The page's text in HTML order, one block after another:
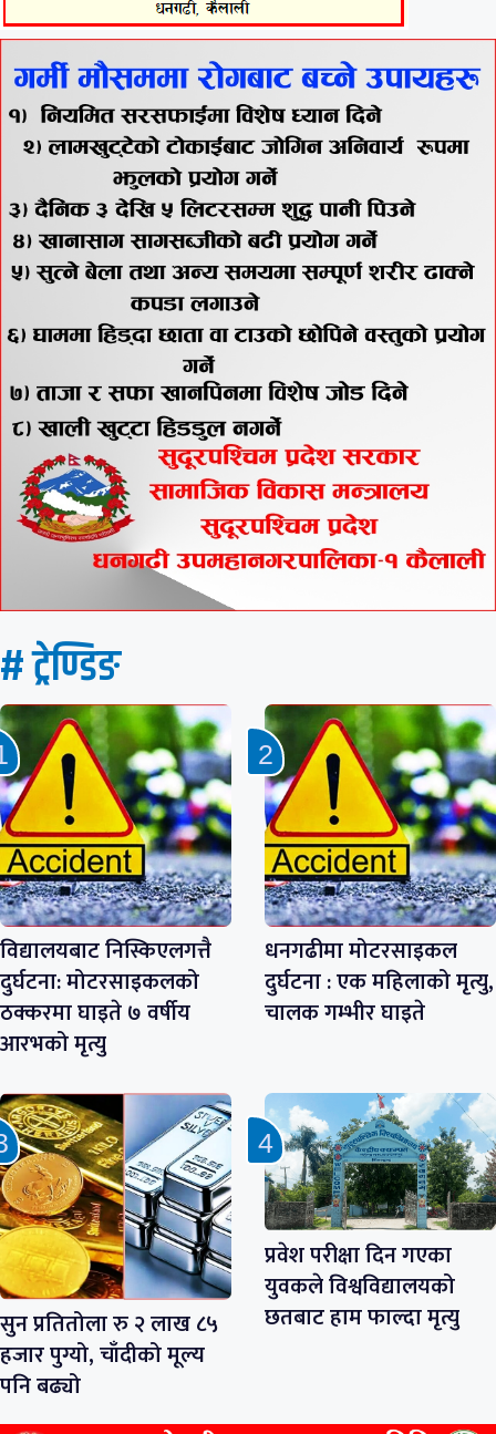
# ट्रेण्डिङ
विद्यालयबाट निस्किएलगत्तै
दुर्घटना: मोटरसाइकलको
ठक्करमा घाइते ७ वर्षीय
आरभको मृत्यु
धनगढीमा मोटरसाइकल
दुर्घटना : एक महिलाको मृत्यु,
चालक गम्भीर घाइते
सुन प्रतितोला रु २ लाख ८५
हजार पुग्यो, चाँदीको मूल्य
पनि बढ्यो
प्रवेश परीक्षा दिन गएका
युवकले विश्वविद्यालयको
छतबाट हाम फाल्दा मृत्यु